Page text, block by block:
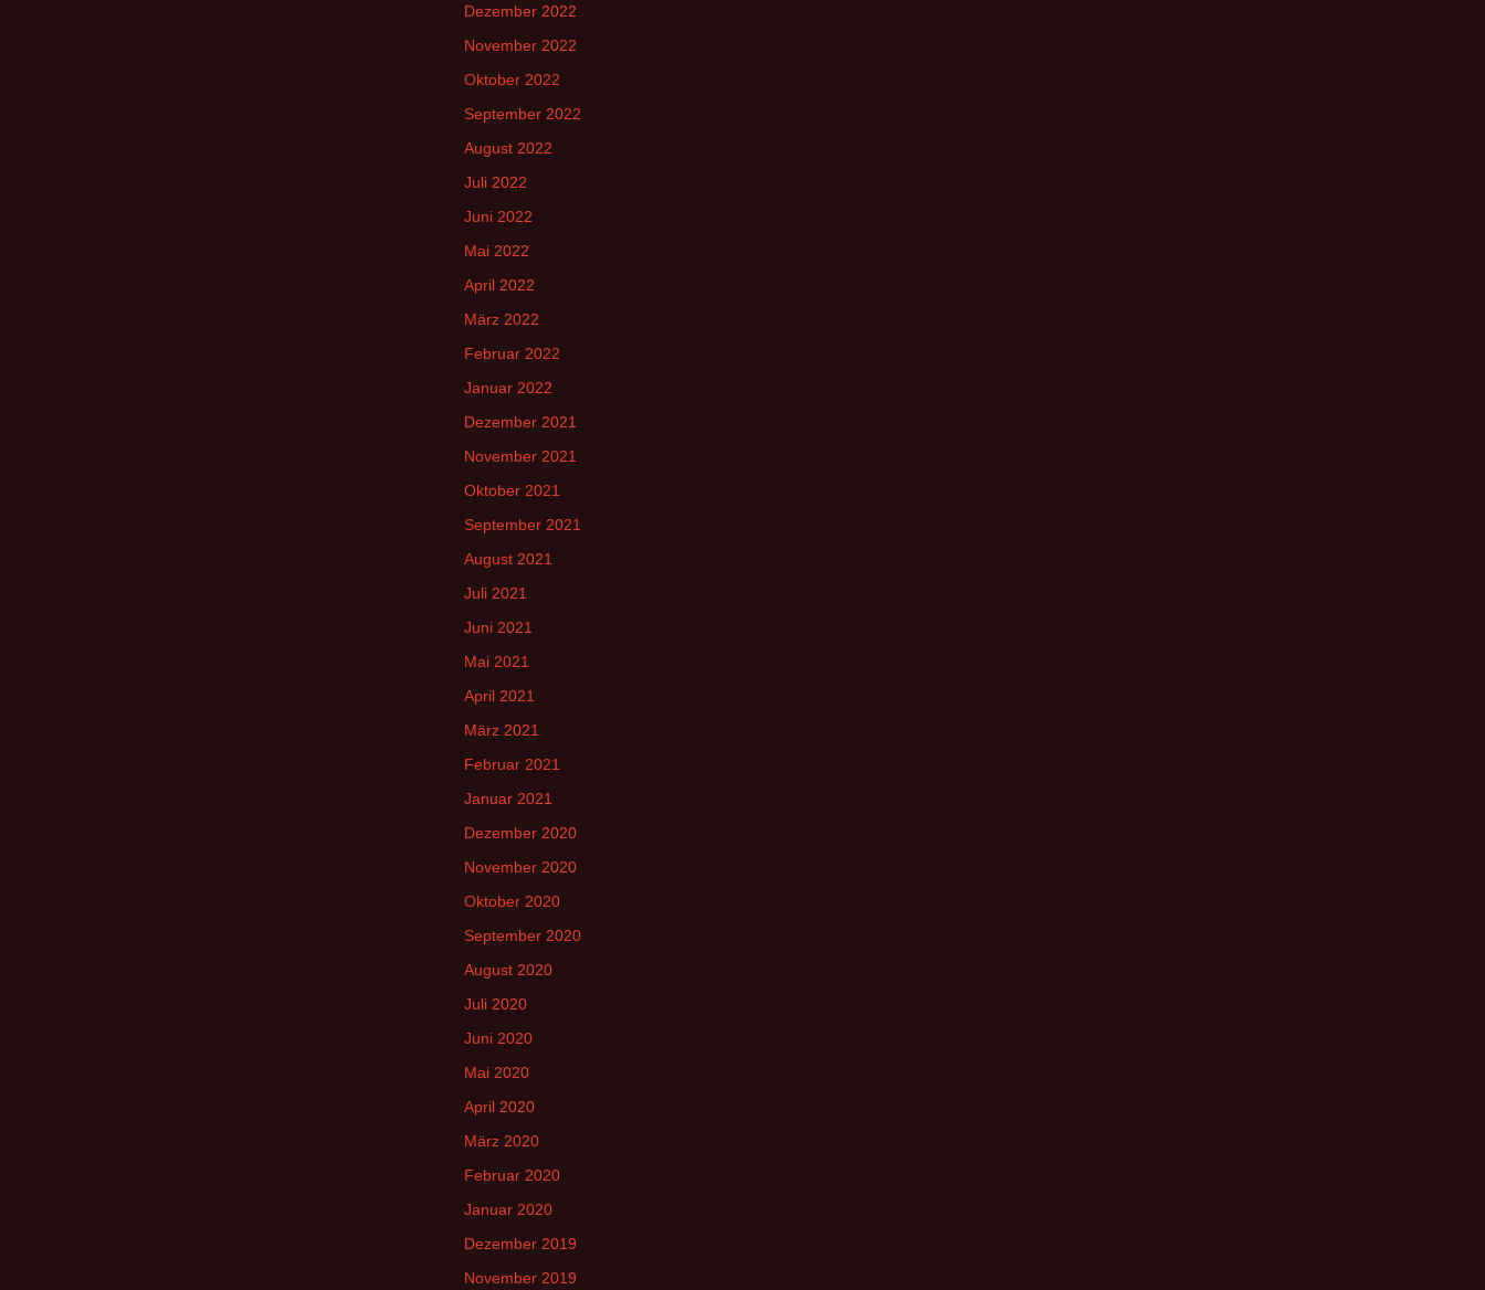
Dezember 2022
November 2022
Oktober 2022
September 2022
August 2022
Juli 2022
Juni 2022
Mai 2022
April 2022
März 2022
Februar 2022
Januar 2022
Dezember 2021
November 2021
Oktober 2021
September 2021
August 2021
Juli 2021
Juni 2021
Mai 2021
April 2021
März 2021
Februar 2021
Januar 2021
Dezember 2020
November 2020
Oktober 2020
September 2020
August 2020
Juli 2020
Juni 2020
Mai 2020
April 2020
März 2020
Februar 2020
Januar 2020
Dezember 2019
November 2019